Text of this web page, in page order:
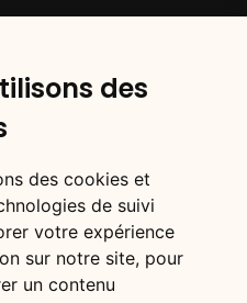
des
des cookies et
de suivi
votre expérience
sur notre site, pour
un contenu
pour suivre nos aventures
pépites que nous allons